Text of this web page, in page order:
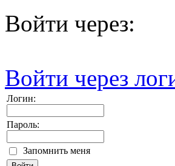
Войти через:
Войти через
Логин:
Пароль:
Запомнить меня